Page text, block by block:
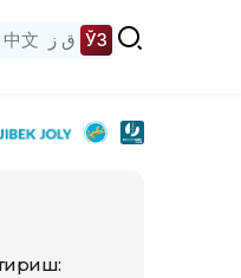
中文 ق ز ЎЗ